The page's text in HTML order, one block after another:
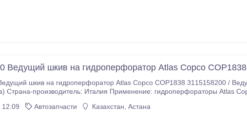
Ведущий шкив на гидроперфоратор Atlas Copco COP1838
на гидроперфоратор Atlas Copco COP1838 3115158200 / Ведущий шкив / Driver Тип: аналог
и сроки
12:09
Автозапчасти Казахстан, Астана